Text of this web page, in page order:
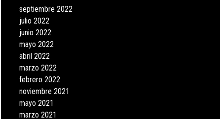
septiembre 2022
julio 2022
junio 2022
mayo 2022
abril 2022
marzo 2022
febrero 2022
noviembre 2021
mayo 2021
marzo 2021